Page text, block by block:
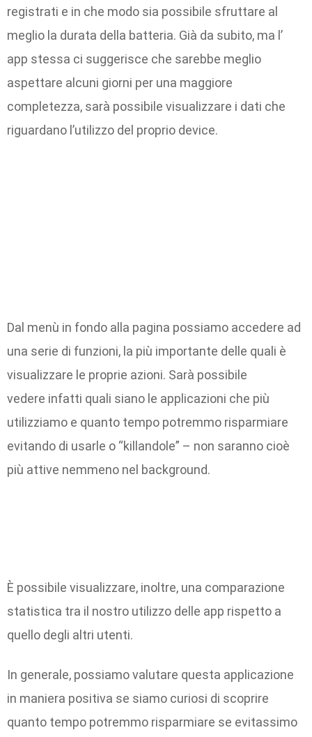
registrati e in che modo sia possibile sfruttare al
meglio la durata della batteria. Già da subito, ma l’
app stessa ci suggerisce che sarebbe meglio
aspettare alcuni giorni per una maggiore
completezza, sarà possibile visualizzare i dati che
riguardano l’utilizzo del proprio device.
Dal menù in fondo alla pagina possiamo accedere ad
una serie di funzioni, la più importante delle quali è
visualizzare le proprie azioni. Sarà possibile
vedere infatti quali siano le applicazioni che più
utilizziamo e quanto tempo potremmo risparmiare
evitando di usarle o “killandole” – non saranno cioè
più attive nemmeno nel background.
È possibile visualizzare, inoltre, una comparazione
statistica tra il nostro utilizzo delle app rispetto a
quello degli altri utenti.
In generale, possiamo valutare questa applicazione
in maniera positiva se siamo curiosi di scoprire
quanto tempo potremmo risparmiare se evitassimo